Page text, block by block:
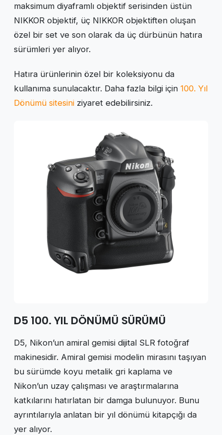
maksimum diyaframlı objektif serisinden üstün
NIKKOR objektif, üç NIKKOR objektiften oluşan
özel bir set ve son olarak da üç dürbünün hatıra
sürümleri yer alıyor.
Hatıra ürünlerinin özel bir koleksiyonu da
kullanıma sunulacaktır. Daha fazla bilgi için 100. Yıl
Dönümü sitesini ziyaret edebilirsiniz.
D5 100. YIL DÖNÜMÜ SÜRÜMÜ
D5, Nikon’un amiral gemisi dijital SLR fotoğraf
makinesidir. Amiral gemisi modelin mirasını taşıyan
bu sürümde koyu metalik gri kaplama ve
Nikon’un uzay çalışması ve araştırmalarına
katkılarını hatırlatan bir damga bulunuyor. Bunu
ayrıntılarıyla anlatan bir yıl dönümü kitapçığı da
yer alıyor.